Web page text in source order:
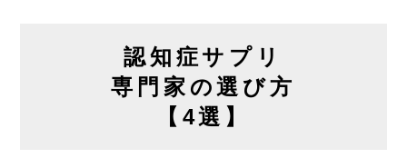
認知症サプリ
専門家の選び方
【4選】